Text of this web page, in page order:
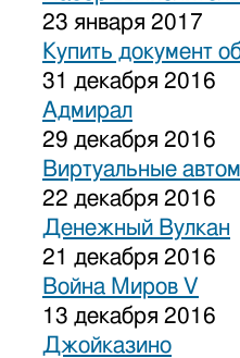
23 января 2017
Купить документ
31 декабря 2016
Адмирал
29 декабря 2016
Виртуальные
22 декабря 2016
Денежный Вулкан
21 декабря 2016
Война Миров V
13 декабря 2016
Джойказино